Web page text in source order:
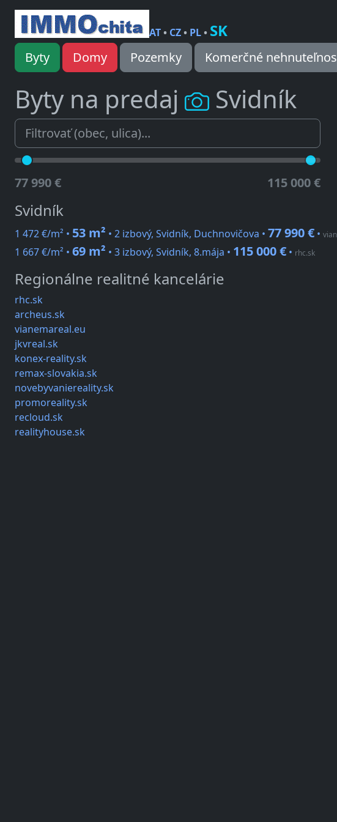
AT• CZ• PL• SK
Byty Domy Pozemky Komerčné
Byty na predaj Svidník
77 990 € 115 000 €
Svidník
1 472 €/m² • 53 m² • 2 izbový, Svidník, Duchnovičova • 77 990 € •
1 667 €/m² • 69 m² • 3 izbový, Svidník, 8.mája • 115 000 € • rhc.sk
Regionálne realitné kancelárie
rhc.sk
archeus.sk
vianemareal.eu
jkvreal.sk
konex-reality.sk
remax-slovakia.sk
novebyvaniereality.sk
promoreality.sk
recloud.sk
realityhouse.sk